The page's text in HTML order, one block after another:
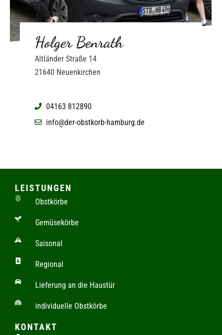
Holger Benrath
Altländer Straße 14
21640 Neuenkirchen
04163 812890
info@der-obstkorb-hamburg.de
LEISTUNGEN
Obstkörbe
Gemüsekörbe
Saisonal
Regional
Lieferung an die Haustür
individuelle Obstkörbe
KONTAKT